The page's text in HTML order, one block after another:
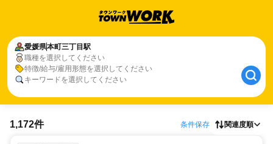
愛媛県本町三丁目駅
職種を選択してください
特徴/給与/雇用形態を選択してください
キーワードを選択してください
1,172件 条件保存 関連度順